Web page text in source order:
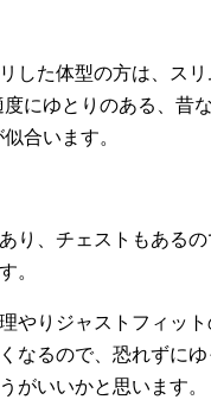
した体型の方は、ス
にゆとりのある、昔
合います。
り、チェストもあるの
。
やりジャストフィッ
なるので、恐れずに
がいいかと思います。